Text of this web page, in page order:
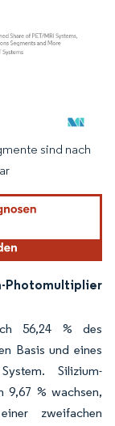
Namensnennung
sind nach
56,24 % des
Basis und eines
Silizium-
9,67 % wachsen,
zweifachen